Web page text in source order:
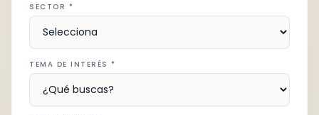
SECTOR *
TEMA DE INTERÉS *